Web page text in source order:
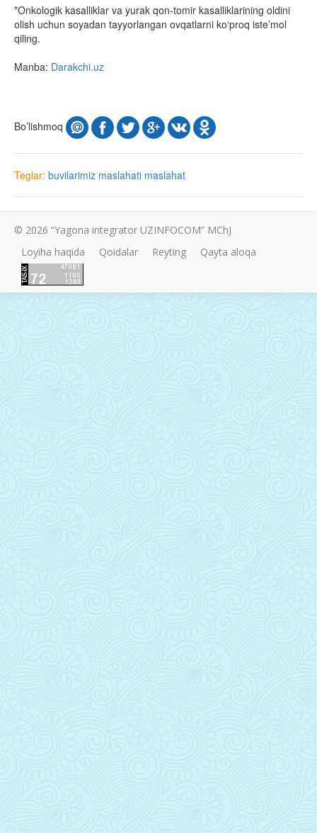
*Onkologik kasalliklar va yurak qon-tomir kasalliklarining oldini
olish uchun soyadan tayyorlangan ovqatlarni ko‘proq iste’mol
qiling.
Manba: Darakchi.uz
Bo’lishmoq
Teglar: buvilarimiz maslahati maslahat
© 2026 “Yagona integrator UZINFOCOM” MChJ
Loyiha haqida
Qoidalar Reyting Qayta aloqa